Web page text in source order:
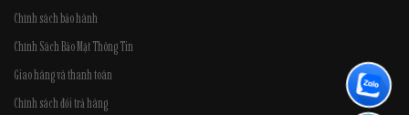
Chính sách bảo hành
Chính Sách Bảo Mật Thông Tin
Giao hàng và thanh toán
Chính sách đổi trả hàng